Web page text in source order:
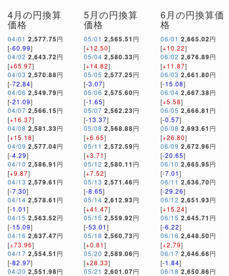
4月の円換算
価格
04/01 2,577.75円
[-60.99]
04/02 2,643.72円
[+65.97]
04/03 2,570.88円
[-72.84]
04/06 2,549.79円
[-21.09]
04/07 2,566.15円
[+16.37]
04/08 2,581.33円
[+15.18]
04/09 2,577.04円
[-4.29]
04/10 2,586.91 円
[+9.87]
04/13 2,579.61 円
[-7.30]
04/14 2,578.61 円
[-1.01]
04/15 2,563.52円
[-15.09]
04/16 2,637.47円
[+73.96]
04/17 2,554.51 円
[-82.97]
04/20 2,551.98円
5月の円換算
価格
05/01 2,565.51 円
[+12.50]
05/04 2,580.33円
[+14.82]
05/05 2,577.25円
[-3.07]
05/06 2,575.60円
[-1.65]
05/07 2,562.23円
[-13.37]
05/08 2,568.88円
[+6.65]
05/11 2,572.59円
[+3.71]
05/12 2,580.11 円
[+7.52]
05/13 2,571.46円
[-8.65]
05/14 2,612.93円
[+41.47]
05/15 2,559.92円
[-53.01]
05/18 2,560.73円
[+0.81]
05/20 2,589.06円
[+28.33]
05/21 2,601.07円
6月の円換算価
格
06/01 2,665.02円
[+10.22]
06/02 2,676.89円
[+11.87]
06/03 2,661.80円
[-15.08]
06/04 2,667.38円
[+5.58]
06/05 2,666.81 円
[-0.57]
06/08 2,693.61 円
[+26.80]
06/09 2,672.96円
[-20.65]
06/10 2,665.95円
[-7.01]
06/11 2,636.70円
[-29.26]
06/12 2,651.93円
[+15.24]
06/15 2,645.71 円
[-6.22]
06/16 2,648.50円
[+2.79]
06/17 2,646.66円
[-1.84]
06/18 2,650.86円